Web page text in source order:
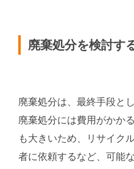
廃棄処分を検討す
廃棄処分は、最終手段と
廃棄処分には費用がかか
も大きいため、リサイク
者に依頼するなど、可能